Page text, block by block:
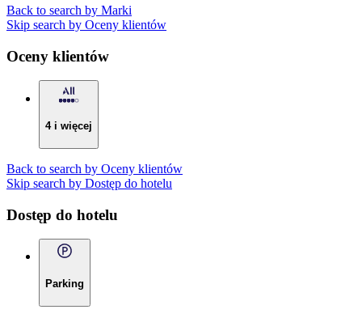
Back to search by Marki
Skip search by Oceny klientów
Oceny klientów
4 i więcej
Back to search by Oceny klientów
Skip search by Dostęp do hotelu
Dostęp do hotelu
Parking